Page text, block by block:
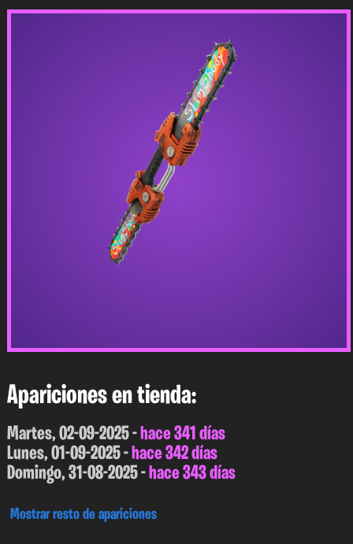
Apariciones en tienda:
Martes, 02-09-2025 -hace 341 días
Lunes, 01-09-2025 -hace 342 días
Domingo, 31-08-2025 -hace 343 días
Mostrar resto de apariciones